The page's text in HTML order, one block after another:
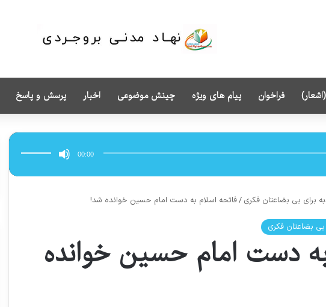
فراخوان پیام های ویژه چینش موضوعی اخبار پرسش و پاسخ
00:00
برای
افزایش
کاهش
برای بی بضاعتان فکری /فاتحه اسلام به دست امام حسین خوانده شد!
بی بضاعتان فکری
دست امام حسین خوانده